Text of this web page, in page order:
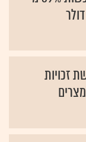
זכויות